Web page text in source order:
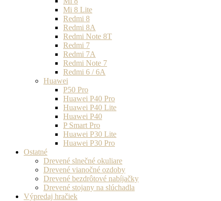
Mi 8 Lite
Redmi 8
Redmi 8A
Redmi Note 8T
Redmi 7
Redmi 7A
Redmi Note 7
Redmi 6 / 6A
Huawei
P50 Pro
Huawei P40 Pro
Huawei P40 Lite
Huawei P40
P Smart Pro
Huawei P30 Lite
Huawei P30 Pro
Ostatné
Drevené slnečné okuliare
Drevené vianočné ozdoby
Drevené bezdrôtové nabíjačky
Drevené stojany na slúchadla
Výpredaj hračiek